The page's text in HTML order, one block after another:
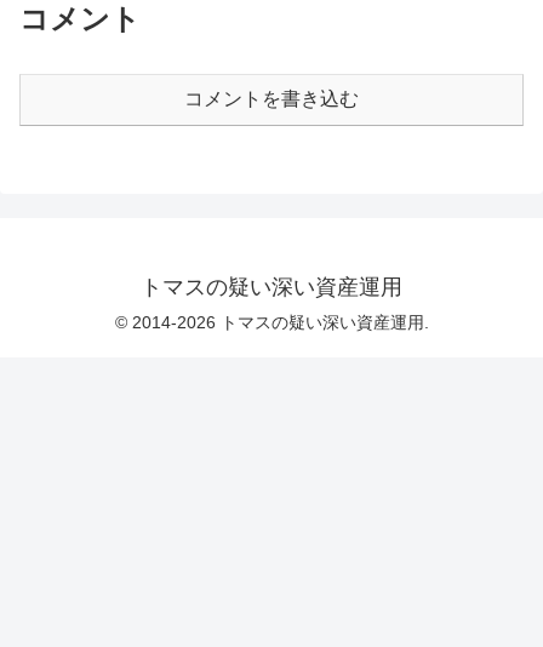
コメント
コメントを書き込む
トマスの疑い深い資産運用
© 2014-2026 トマスの疑い深い資産運用.